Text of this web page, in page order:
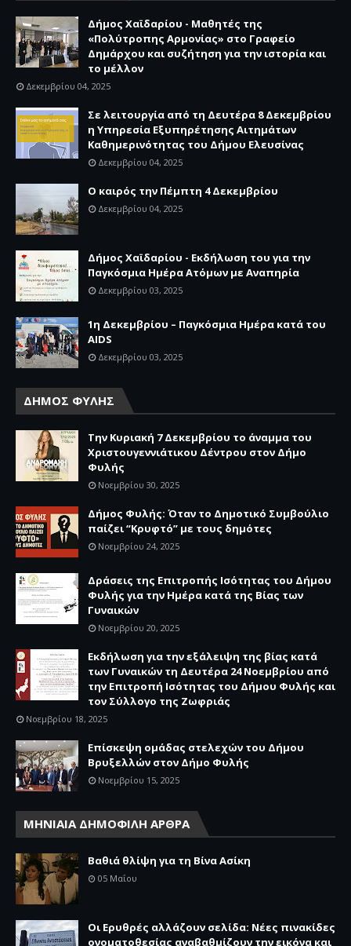
Δήμος Χαϊδαρίου - Μαθητές της
«Πολύτροπης Αρμονίας» στο Γραφείο
Δημάρχου και συζήτηση για την ιστορία και
το μέλλον
Δεκεμβρίου 04, 2025
Σε λειτουργία από τη Δευτέρα 8 Δεκεμβρίου
η Υπηρεσία Εξυπηρέτησης Αιτημάτων
Καθημερινότητας του Δήμου Ελευσίνας
Δεκεμβρίου 04, 2025
Ο καιρός την Πέμπτη 4 Δεκεμβρίου
Δεκεμβρίου 04, 2025
Δήμος Χαϊδαρίου - Εκδήλωση του για την
Παγκόσμια Ημέρα Ατόμων με Αναπηρία
Δεκεμβρίου 03, 2025
1η Δεκεμβρίου – Παγκόσμια Ημέρα κατά του
AIDS
Δεκεμβρίου 03, 2025
ΔΗΜΟΣ ΦΥΛΗΣ
Την Κυριακή 7 Δεκεμβρίου το άναμμα του
Χριστουγεννιάτικου Δέντρου στον Δήμο
Φυλής
Νοεμβρίου 30, 2025
Δήμος Φυλής: Όταν το Δημοτικό Συμβούλιο
παίζει “Κρυφτό” με τους δημότες
Νοεμβρίου 24, 2025
Δράσεις της Επιτροπής Ισότητας του Δήμου
Φυλής για την Ημέρα κατά της Βίας των
Γυναικών
Νοεμβρίου 20, 2025
Εκδήλωση για την εξάλειψη της βίας κατά
των Γυναικών τη Δευτέρα 24 Νοεμβρίου από
την Επιτροπή Ισότητας του Δήμου Φυλής και
τον Σύλλογο της Ζωφριάς
Νοεμβρίου 18, 2025
Επίσκεψη ομάδας στελεχών του Δήμου
Βρυξελλών στον Δήμο Φυλής
Νοεμβρίου 15, 2025
ΜΗΝΙΑΙΑ ΔΗΜΟΦΙΛΗ ΑΡΘΡΑ
Βαθιά θλίψη για τη Βίνα Ασίκη
05 Μαΐου
Οι Ερυθρές αλλάζουν σελίδα: Νέες πινακίδες
ονοματοθεσίας αναβαθμίζουν την εικόνα και